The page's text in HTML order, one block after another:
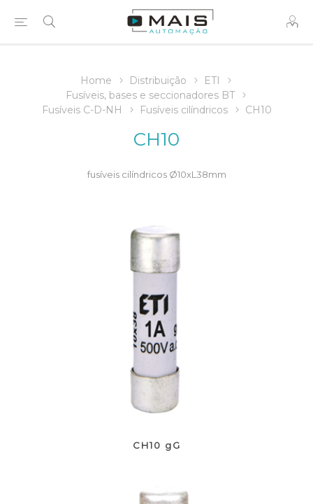
Home Distribuição
ETI
Fusíveis, bases e seccionadores BT
Fusíveis C-D-NH
Fusíveis cilíndricos CH10
CH10
fusíveis cilíndricos Ø10xL38mm
CH10 gG